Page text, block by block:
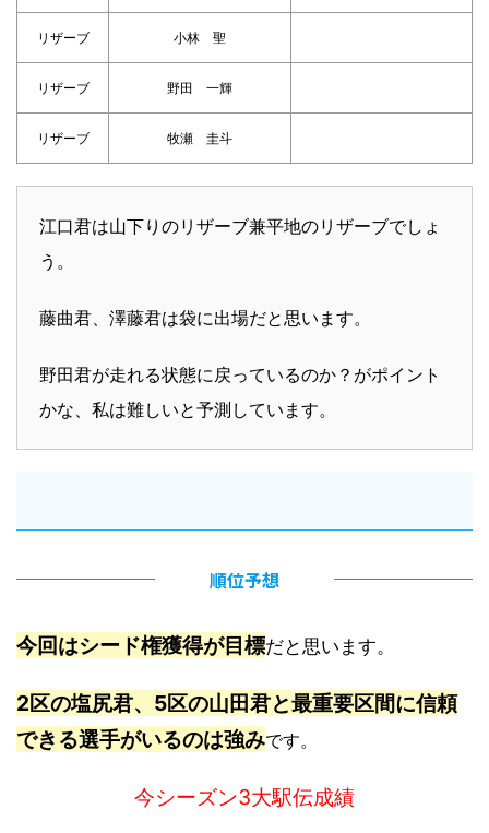
リザーブ 小林 聖
リザーブ 野田 一輝
リザーブ 牧瀬 圭斗
江口君は山下りのリザーブ兼平地のリザーブでしょ
う。
藤曲君、澤藤君は袋に出場だと思います。
野田君が走れる状態に戻っているのか？がポイント
かな、私は難しいと予測しています。
順位予想
今回はシード権獲得が目標だと思います。
2区の塩尻君、5区の山田君と最重要区間に信頼
できる選手がいるのは強みです。
今シーズン3大駅伝成績